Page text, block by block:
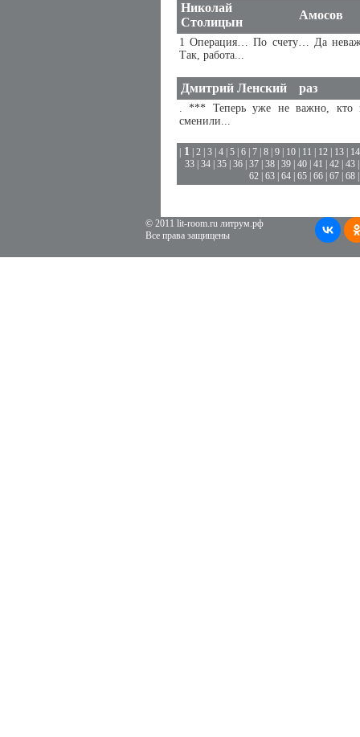
Николай
Столицын
Амосов
1 Операция… По счету… Да
Так, работа...
Дмитрий Ленский раз
. *** Теперь уже не важно, кто
сменили...
1 2 3 4 5 6 7 8 9 10 11 12 13
14
33| 34| 35| 36| 37| 38| 39| 40| 41 42| 43
62| 63| 64| 65| 66| 67| 68
© 2011 lit-room.ru литрум.рф
Все права защищены